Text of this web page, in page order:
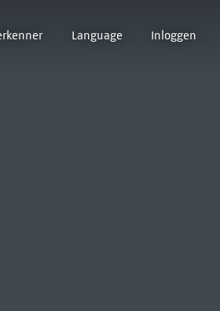
Language Inloggen